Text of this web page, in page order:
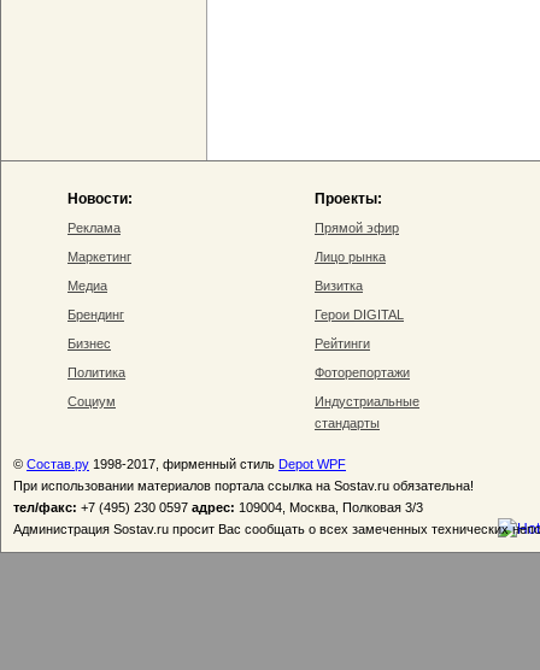
Новости:
Реклама
Маркетинг
Медиа
Брендинг
Бизнес
Политика
Социум
Проекты:
Прямой эфир
Лицо рынка
Визитка
Герои DIGITAL
Рейтинги
Фоторепортажи
Индустриальные
стандарты
© Состав.ру 1998-2017, фирменный стиль Depot WPF
При использовании материалов портала ссылка на Sostav.ru обязательна!
тел/факс: +7 (495) 230 0597 адрес: 109004, Москва, Полковая 3/3
Администрация Sostav.ru просит Вас сообщать о всех замеченных технических